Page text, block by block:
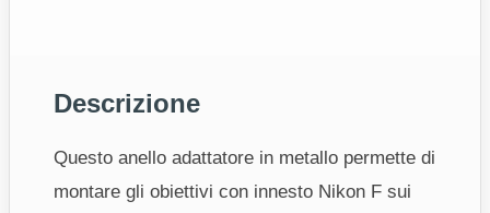
Descrizione
Questo anello adattatore in metallo permette di
montare gli obiettivi con innesto Nikon F sui